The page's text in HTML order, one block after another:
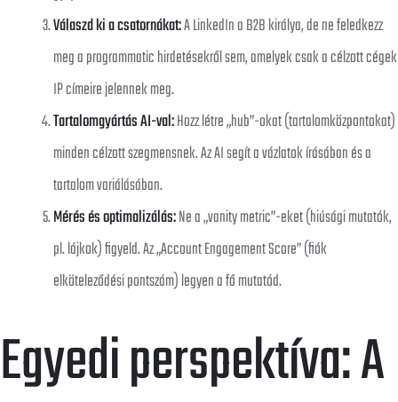
Válaszd ki a csatornákat:A LinkedIn a B2B királya, de ne feledkezz
meg a programmatic hirdetésekről sem, amelyek csak a célzott cégek
IP címeire jelennek meg.
Tartalomgyártás AI-val:Hozz létre „hub”-okat (tartalomközpontokat)
minden célzott szegmensnek. Az AI segít a vázlatok írásában és a
tartalom variálásában.
Mérés és optimalizálás:Ne a „vanity metric”-eket (hiúsági mutatók,
pl. lájkok) figyeld. Az „Account Engagement Score” (fiók
elköteleződési pontszám) legyen a fő mutatód.
Egyedi perspektíva: A